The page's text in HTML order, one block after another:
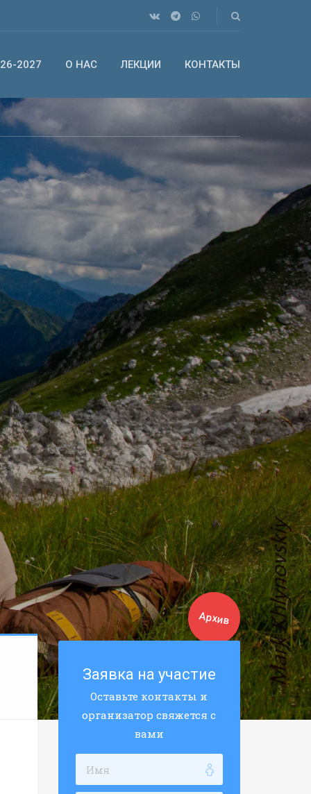
2027 О НАС ЛЕКЦИИ КОНТАКТЫ
Архив
Заявка на участие
Оставьте контакты и
организатор свяжется с
вами